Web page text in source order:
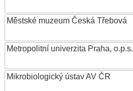
Městské muzeum Česká Třebová
Metropolitní univerzita Praha, o.p.s.
Mikrobiologický ústav AV ČR